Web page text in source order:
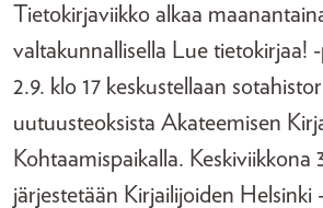
Tietokirjaviikko alkaa
valtakunnallisella Lue tietokirjaa!
2.9. klo 17 keskustellaan
uutuusteoksista Akateemisen
Kohtaamispaikalla. Keskiviikkona
järjestetään Kirjailijoiden Helsinki